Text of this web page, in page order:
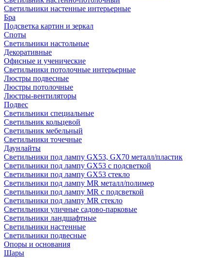
Светильники настенные интерьерные
Бра
Подсветка картин и зеркал
Споты
Светильники настольные
Декоративные
Офисные и ученические
Светильники потолочные интерьерные
Люстры подвесные
Люстры потолочные
Люстры-вентиляторы
Подвес
Светильники специальные
Светильник кольцевой
Светильник мебельный
Светильники точечные
Даунлайты
Светильники под лампу GX53, GX70 металл/пластик
Светильники под лампу GX53 с подсветкой
Светильники под лампу GX53 стекло
Светильники под лампу MR металл/полимер
Светильники под лампу MR с подсветкой
Светильники под лампу MR стекло
Светильники уличные садово-парковые
Светильники ландшафтные
Светильники настенные
Светильники подвесные
Опоры и основания
Шары